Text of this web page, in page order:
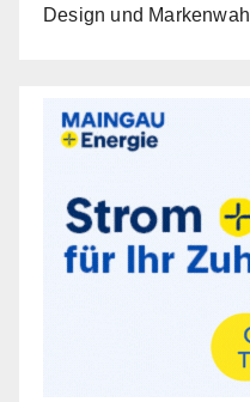
Design und Markenwahl